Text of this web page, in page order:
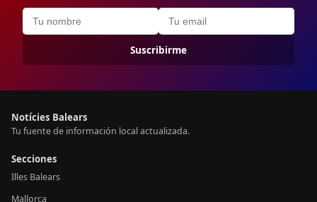
Suscribirme
Notícies Balears
Tu fuente de información local actualizada.
Secciones
Illes Balears
Mallorca